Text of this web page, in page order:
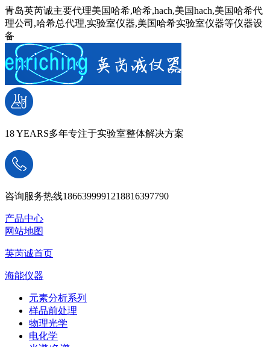
青岛英芮诚主要代理美国哈希,哈希,hach,美国hach,美国哈希代
理公司,哈希总代理,实验室仪器,美国哈希实验室仪器等仪器设
备
18 YEARS多年专注于实验室整体解决方案
咨询服务热线1866399991218816397790
产品中心
网站地图
英芮诚首页
海能仪器
元素分析系列
样品前处理
物理光学
电化学